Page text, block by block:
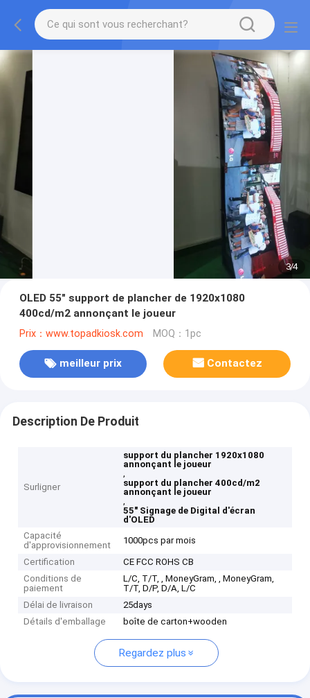
3/4
OLED 55" support de plancher de 1920x1080
400cd/m2 annonçant le joueur
Prix：www.topadkiosk.com MOQ：1pc
meilleur prix Contactez
Description De Produit
Surligner
support du plancher 1920x1080
annonçant le joueur
,
support du plancher 400cd/m2
annonçant le joueur
,
55" Signage de Digital d'écran
d'OLED
Capacité
d'approvisionnement
1000pcs par mois
Certification
CE FCC ROHS CB
Conditions de
paiement
L/C, T/T, , MoneyGram, , MoneyGram,
T/T, D/P, D/A, L/C
Délai de livraison
25days
Détails d'emballage
boîte de carton+wooden
Regardez plus